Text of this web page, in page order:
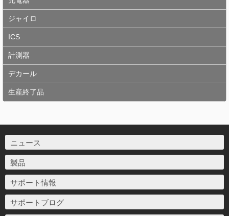
ジャイロ
ICS
計測器
デカール
生産終了品
ニュース
製品
サポート情報
サポートブログ